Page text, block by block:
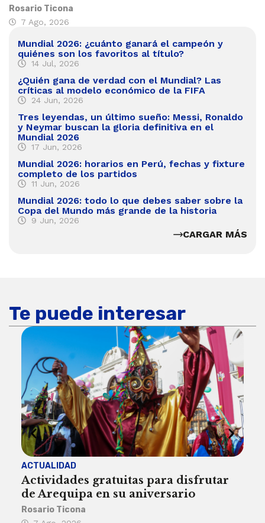
Rosario Ticona
7 Ago, 2026
Mundial 2026: ¿cuánto ganará el campeón y
quiénes son los favoritos al título?
14 Jul, 2026
¿Quién gana de verdad con el Mundial? Las
críticas al modelo económico de la FIFA
24 Jun, 2026
Tres leyendas, un último sueño: Messi, Ronaldo
y Neymar buscan la gloria definitiva en el
Mundial 2026
17 Jun, 2026
Mundial 2026: horarios en Perú, fechas y fixture
completo de los partidos
11 Jun, 2026
Mundial 2026: todo lo que debes saber sobre la
Copa del Mundo más grande de la historia
9 Jun, 2026
CARGAR MÁS
Te puede interesar
ACTUALIDAD
Actividades gratuitas para disfrutar
de Arequipa en su aniversario
Rosario Ticona